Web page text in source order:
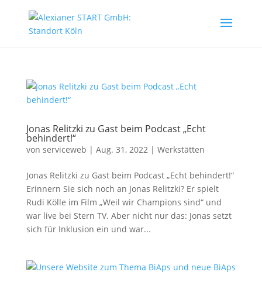
Jonas Relitzki zu Gast beim Podcast „Echt
behindert!“
von serviceweb | Aug. 31, 2022| Werkstätten
Jonas Relitzki zu Gast beim Podcast „Echt behindert!“
Erinnern Sie sich noch an Jonas Relitzki? Er spielt
Rudi Kölle im Film „Weil wir Champions sind“ und
war live bei Stern TV. Aber nicht nur das: Jonas setzt
sich für Inklusion ein und war...